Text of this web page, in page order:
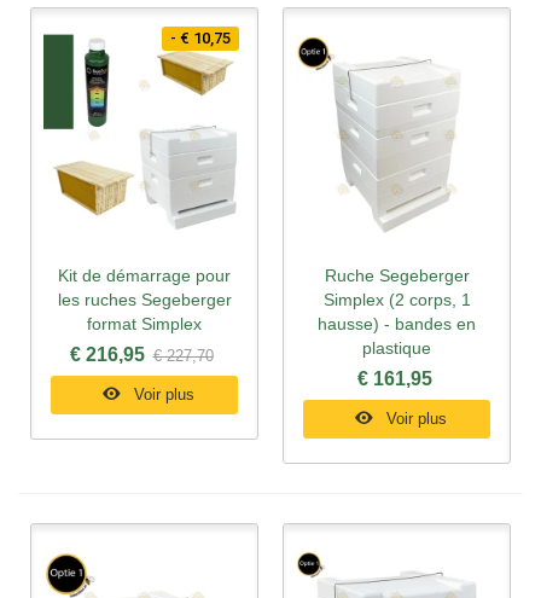
- € 10,75
Kit de démarrage pour
les ruches Segeberger
format Simplex
€ 216,95 € 227,70
Voir plus
Ruche Segeberger
Simplex (2 corps, 1
hausse) - bandes en
plastique
€ 161,95
Voir plus